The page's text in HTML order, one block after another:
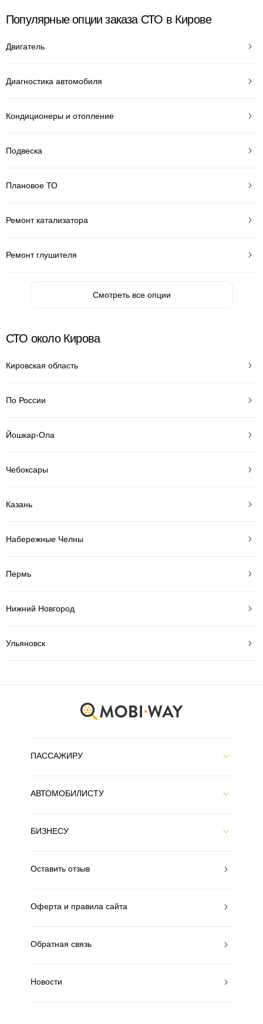
Популярные опции заказа СТО в Кирове
Двигатель
Диагностика автомобиля
Кондиционеры и отопление
Подвеска
Плановое ТО
Ремонт катализатора
Ремонт глушителя
Смотреть все опции
СТО около Кирова
Кировская область
По России
Йошкар-Ола
Чебоксары
Казань
Набережные Челны
Пермь
Нижний Новгород
Ульяновск
ПАССАЖИРУ
АВТОМОБИЛИСТУ
БИЗНЕСУ
Оставить отзыв
Оферта и правила сайта
Обратная связь
Новости